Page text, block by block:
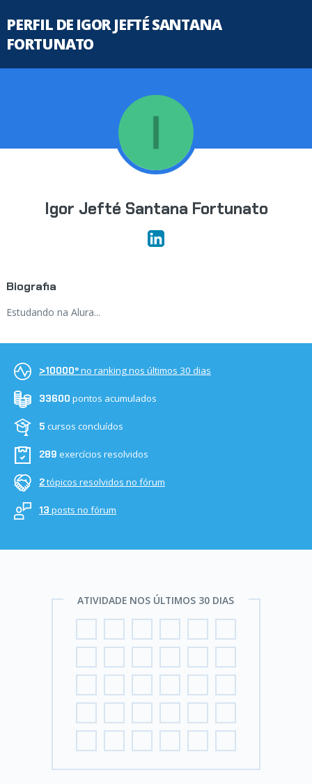
PERFIL DE IGOR JEFTÉ SANTANA
FORTUNATO
Igor Jefté Santana Fortunato
Biografia
Estudando na Alura...
>10000ºno ranking nos últimos 30 dias
33600 pontos acumulados
5 cursos concluídos
289 exercícios resolvidos
2tópicos resolvidos no fórum
13 posts no fórum
ATIVIDADE NOS ÚLTIMOS 30 DIAS